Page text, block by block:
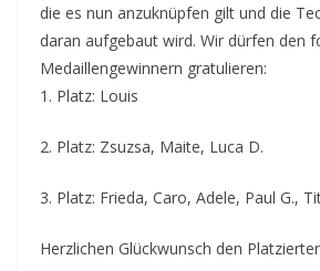
die es nun anzuknüpfen gilt und die
daran aufgebaut wird. Wir dürfen den
Medaillengewinnern gratulieren:
1. Platz: Louis
2. Platz: Zsuzsa, Maite, Luca D.
3. Platz: Frieda, Caro, Adele, Paul G.,
Herzlichen Glückwunsch den